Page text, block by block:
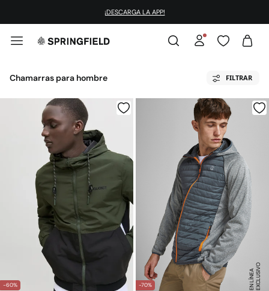
¡DESCARGA LA APP!
Chamarras para hombre FILTRAR
-60% -70% E
X
C
L
U
SI
V
O
E
N
LÍ
N
E
A